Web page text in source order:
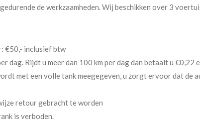
de werkzaamheden. Wij beschikken over 3
€50,- inclusief btw
dag. Rijdt u meer dan 100 km per dag dan betaalt u
met een volle tank meegegeven, u zorgt ervoor dat de
retour gebracht te worden
is verboden.